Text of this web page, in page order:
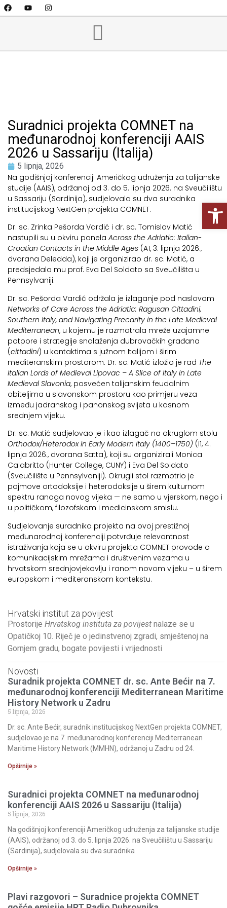
Suradnici projekta COMNET na
međunarodnoj konferenciji AAIS
2026 u Sassariju (Italija)
5 lipnja, 2026
Na godišnjoj konferenciji Američkog udruženja za talijanske
studije (AAIS), održanoj od 3. do 5. lipnja 2026. na Sveučilištu
u Sassariju (Sardinija), sudjelovala su dva suradnika
institucijskog NextGen projekta COMNET.
Dr. sc. Zrinka Pešorda Vardić i dr. sc. Tomislav Matić
nastupili su u okviru panela Across the Adriatic: Italian-
Croatian Contacts in the Middle Ages (A1, 3. lipnja 2026.,
dvorana Deledda), koji je organizirao dr. sc. Matić, a
predsjedala mu prof. Eva Del Soldato sa Sveučilišta u
Pennsylvaniji.
Dr. sc. Pešorda Vardić održala je izlaganje pod naslovom
Networks of Care Across the Adriatic: Ragusan Cittadini,
Southern Italy, and Navigating Precarity in the Late Medieval
Mediterranean, u kojemu je razmatrala mreže uzajamne
potpore i strategije snalaženja dubrovačkih građana
(cittadini) u kontaktima s južnom Italijom i širim
mediteranskim prostorom. Dr. sc. Matić izložio je rad The
Italian Lords of Medieval Lipovac – A Slice of Italy in Late
Medieval Slavonia, posvećen talijanskim feudalnim
obiteljima u slavonskom prostoru kao primjeru veza
između jadranskog i panonskog svijeta u kasnom
srednjem vijeku.
Dr. sc. Matić sudjelovao je i kao izlagač na okruglom stolu
Orthodox/Heterodox in Early Modern Italy (1400–1750) (I1, 4.
lipnja 2026., dvorana Satta), koji su organizirali Monica
Calabritto (Hunter College, CUNY) i Eva Del Soldato
(Sveučilište u Pennsylvaniji). Okrugli stol razmotrio je
pojmove ortodoksije i heterodoksije u širem kulturnom
spektru ranoga novog vijeka — ne samo u vjerskom, nego i
u političkom, filozofskom i medicinskom smislu.
Sudjelovanje suradnika projekta na ovoj prestižnoj
međunarodnoj konferenciji potvrđuje relevantnost
istraživanja koja se u okviru projekta COMNET provode o
komunikacijskim mrežama i društvenim vezama u
hrvatskom srednjovjekovlju i ranom novom vijeku – u širem
europskom i mediteranskom kontekstu.
Hrvatski institut za povijest
Prostorije Hrvatskog instituta za povijest nalaze se u
Opatičkoj 10. Riječ je o jedinstvenoj zgradi, smještenoj na
Gornjem gradu, bogate povijesti i vrijednosti
Novosti
Suradnik projekta COMNET dr. sc. Ante Bećir na 7.
međunarodnoj konferenciji Mediterranean Maritime
History Network u Zadru
5 lipnja, 2026
Dr. sc. Ante Bećir, suradnik institucijskog NextGen projekta COMNET,
sudjelovao je na 7. međunarodnoj konferenciji Mediterranean
Maritime History Network (MMHN), održanoj u Zadru od 24.
Opširnije »
Suradnici projekta COMNET na međunarodnoj
konferenciji AAIS 2026 u Sassariju (Italija)
5 lipnja, 2026
Na godišnjoj konferenciji Američkog udruženja za talijanske studije
(AAIS), održanoj od 3. do 5. lipnja 2026. na Sveučilištu u Sassariju
(Sardinija), sudjelovala su dva suradnika
Opširnije »
Plavi razgovori – Suradnice projekta COMNET